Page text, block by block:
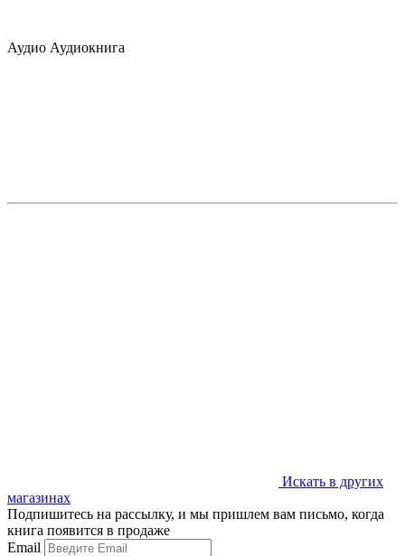
Аудио Аудиокнига
Искать в других
магазинах
Подпишитесь на рассылку, и мы пришлем вам письмо, когда
книга появится в продаже
Email